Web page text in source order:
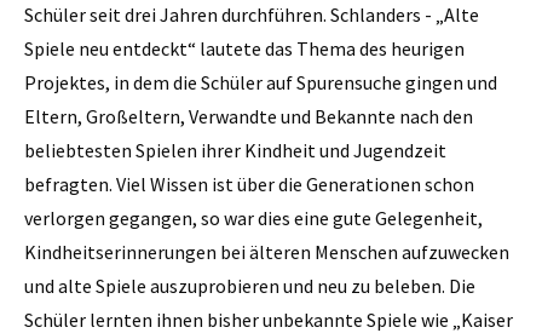
Schüler seit drei Jahren durchführen. Schlanders - „Alte
Spiele neu entdeckt“ lautete das Thema des heurigen
Projektes, in dem die Schüler auf Spurensuche gingen und
Eltern, Großeltern, ­Verwandte und Bekannte nach den
beliebtesten Spielen ihrer Kindheit und Jugendzeit
befragten. Viel Wissen ist über die Generationen schon
verlorgen gegangen, so war dies eine gute Gelegenheit,
Kindheitserinnerungen bei älteren Menschen aufzuwecken
und alte Spiele auszuprobieren und neu zu beleben. Die
Schüler lernten ihnen bisher unbekannte Spiele wie „Kaiser